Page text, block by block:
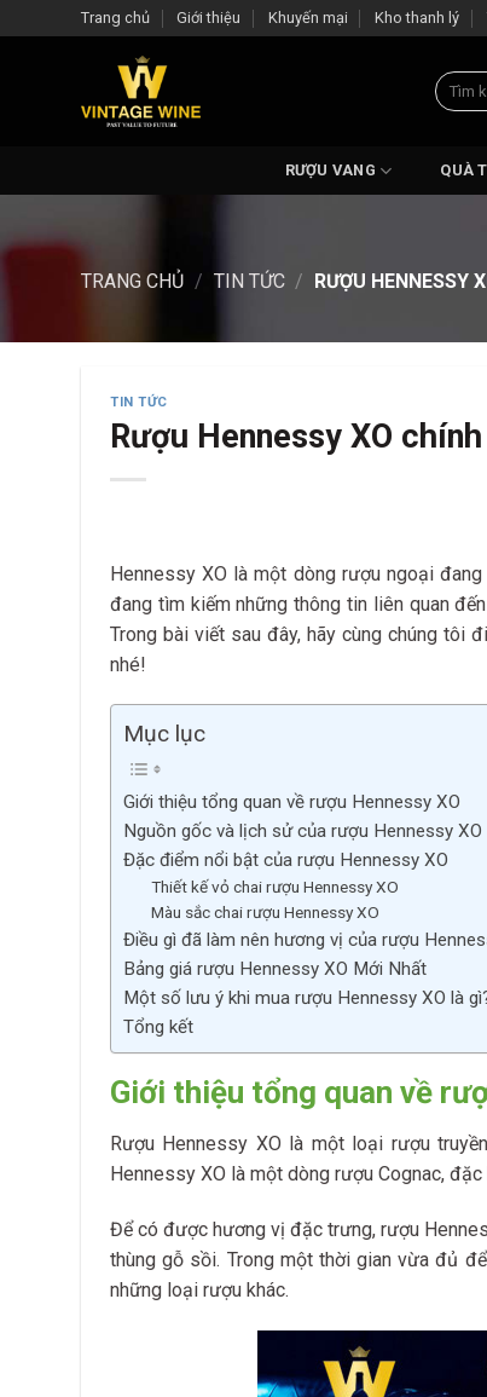
to
Trang chủ Giới thiệu Khuyến mại Kho thanh lý
Tìm
kiếm:
RƯỢU VANG QUÀ
TRANG CHỦ / TIN TỨC / RƯỢU HENNESSY
TIN TỨC
Rượu Hennessy XO
Hennessy XO là một dòng rượu ngoại
đang tìm kiếm những thông tin liên quan
Trong bài viết sau đây, hãy cùng chúng tôi
nhé!
Mục lục
Giới thiệu tổng quan về rượu Hennessy XO
Nguồn gốc và lịch sử của rượu Hennessy XO
Đặc điểm nổi bật của rượu Hennessy XO
Thiết kế vỏ chai rượu Hennessy XO
Màu sắc chai rượu Hennessy XO
Điều gì đã làm nên hương vị của rượu
Bảng giá rượu Hennessy XO Mới Nhất
Một số lưu ý khi mua rượu Hennessy XO là
Tổng kết
Giới thiệu tổng quan về
Rượu Hennessy XO là một loại rượu
Hennessy XO là một dòng rượu Cognac,
Để có được hương vị đặc trưng, rượu
thùng gỗ sồi. Trong một thời gian vừa đủ
những loại rượu khác.